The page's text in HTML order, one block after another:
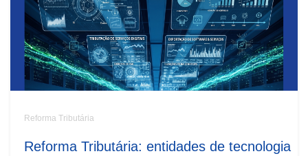
Reforma Tributária
Reforma Tributária: entidades de tecnologia